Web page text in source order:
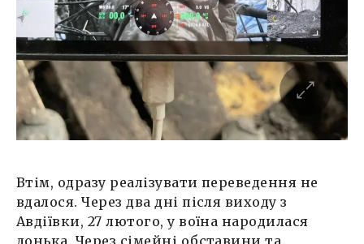
Втім, одразу реалізувати переведення не
вдалося. Через два дні після виходу з
Авдіївки, 27 лютого, у воїна народилася
донька. Через сімейні обставини та